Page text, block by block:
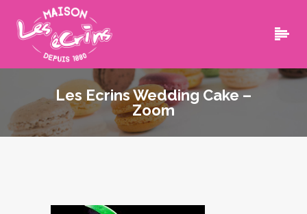
Les Ecrins Wedding Cake –
Zoom